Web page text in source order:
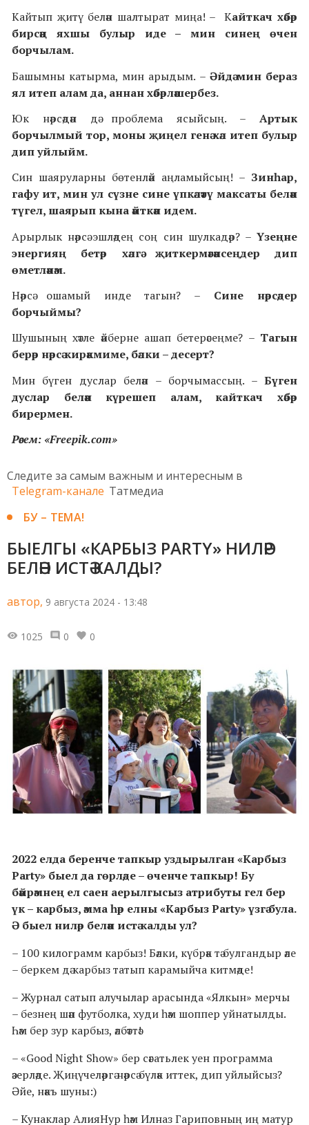
Кайтып җитү белән шалтырат миңа! – Кайткач хәбәр
бирсәң яхшы булыр иде – мин синең өчен
борчылам.
Башымны катырма, мин арыдым. – Әйдә мин бераз
ял итеп алам да, аннан хәбәрләшербез.
Юк нәрсәдән дә проблема ясыйсың. – Артык
борчылмый тор, моны җиңел генә хәл итеп булыр
дип уйлыйм.
Син шаяруларны бөтенләй аңламыйсың! – Зинһар,
гафу ит, мин ул сүзне сине үпкәләтү максаты белән
түгел, шаярып кына әйткән идем.
Арырлык нәрсә эшләдең соң син шулкадәр? – Үзеңне
энергияң бетәр хәлгә җиткермәгәнсеңдер дип
өметләнәм.
Нәрсә ошамый инде тагын? – Сине нәрсәдер
борчыймы?
Шушының хәтле әйберне ашап бетерәсеңме? – Тагын
берәр нәрсә кирәкмиме, бәлки – десерт?
Мин бүген дуслар белән – борчымассың. – Бүген
дуслар белән күрешеп алам, кайткач хәбәр
бирермен.
Рәсем: «Freepik.com»
Следите за самым важным и интересным в
Telegram-канале Татмедиа
БУ – ТЕМА!
БЫЕЛГЫ «КАРБЫЗ PARTY» НИЛӘР
БЕЛӘН ИСТӘ КАЛДЫ?
автор, 9 августа 2024 - 13:48
1025 0 0
2022 елда беренче тапкыр уздырылган «Карбыз
Party» быел да гөрләде – өченче тапкыр! Бу
бәйрәмнең ел саен аерылгысыз атрибуты гел бер
үк – карбыз, әмма һәр елны «Карбыз Party» үзгә була.
Ә быел ниләр белән истә калды ул?
– 100 килограмм карбыз! Бәлки, күбрәк тә булгандыр әле
– беркем дә карбыз татып карамыйча китмәде!
– Журнал сатып алучылар арасында «Ялкын» мерчы
– безнең шәп футболка, худи һәм шоппер уйнатылды.
Һәм бер зур карбыз, әлбәттә!
– «Good Night Show» бер сәгатьлек уен программа
әзерләде. Җиңүчеләргә нәрсә бүләк иттек, дип уйлыйсыз?
Әйе, нәкъ шуны:)
– Кунаклар АлияНур һәм Илназ Гариповның иң матур